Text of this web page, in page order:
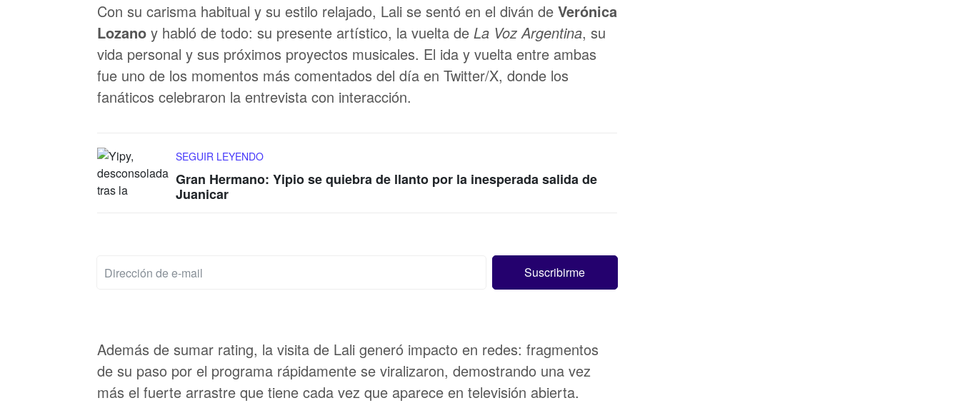
Con su carisma habitual y su estilo relajado, Lali se sentó en el diván de Verónica
Lozano y habló de todo: su presente artístico, la vuelta de La Voz Argentina, su
vida personal y sus próximos proyectos musicales. El ida y vuelta entre ambas
fue uno de los momentos más comentados del día en Twitter/X, donde los
fanáticos celebraron la entrevista con interacción.
SEGUIR LEYENDO
Gran Hermano: Yipio se quiebra de llanto por la inesperada salida de
Juanicar
Además de sumar rating, la visita de Lali generó impacto en redes: fragmentos
de su paso por el programa rápidamente se viralizaron, demostrando una vez
más el fuerte arrastre que tiene cada vez que aparece en televisión abierta.